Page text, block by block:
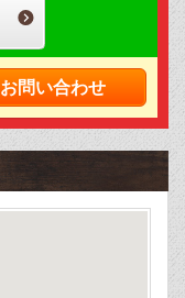
お問い合わせ